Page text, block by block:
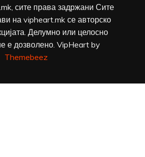
сите права задржани Сите
на vipheart.mk се авторско
Делумно или целосно
е дозволено. VipHeart by
Themebeez